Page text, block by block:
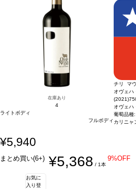
在庫あり
4
ライトボディ
フルボディ
チリ マ
オヴェハ
(2021)
オヴェハ
葡萄品種:
カリニャ
¥5,940
まとめ買い(6+) ¥5,368 / 1本
9%OFF
お気に
入り登